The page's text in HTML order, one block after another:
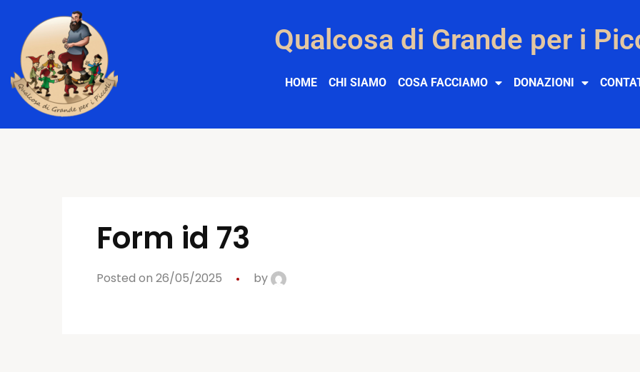
Qualcosa di Grande per i
HOME CHI SIAMO COSA FACCIAMO DONAZIONI
Form id 73
Posted on 26/05/2025 by